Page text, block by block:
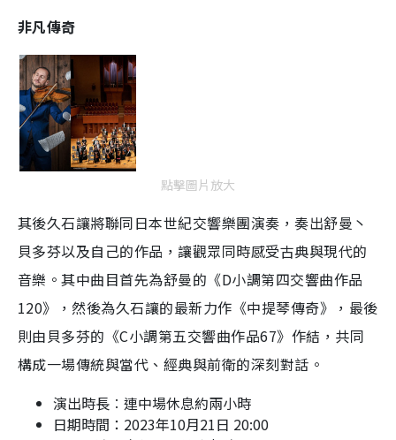
非凡傳奇
點擊圖片放大
其後久石讓將聯同日本世紀交響樂團演奏，奏出舒曼丶
貝多芬以及自己的作品，讓觀眾同時感受古典與現代的
音樂。其中曲目首先為舒曼的《D小調第四交響曲作品
120》，然後為久石讓的最新力作《中提琴傳奇》，最後
則由貝多芬的《C小調第五交響曲作品67》作結，共同
構成一場傳統與當代、經典與前衛的深刻對話。
演出時長︰連中場休息約兩小時
日期時間：2023年10月21日 20:00